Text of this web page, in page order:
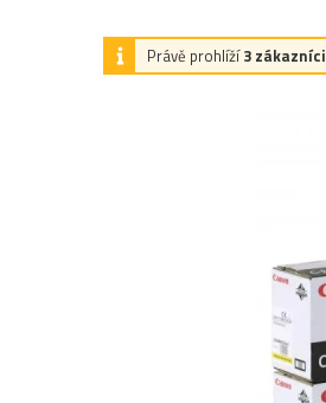
Právě prohlíží3 zákazníci